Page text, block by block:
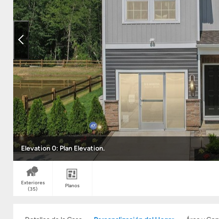
Elevation 0: Plan Elevation.
Exteriores
(35)
Planos